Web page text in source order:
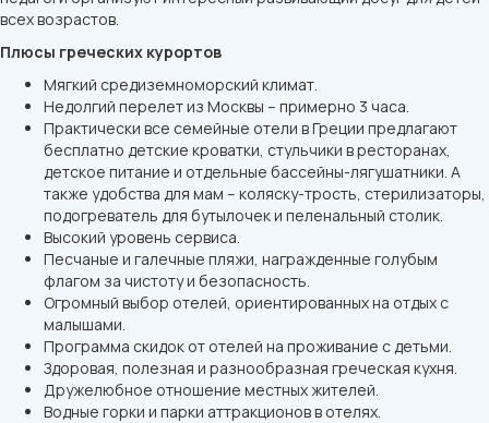
всех возрастов.
Плюсы греческих курортов
Мягкий средиземноморский климат.
Недолгий перелет из Москвы – примерно 3 часа.
Практически все семейные отели в Греции предлагают
бесплатно детские кроватки, стульчики в ресторанах,
детское питание и отдельные бассейны-лягушатники. А
также удобства для мам – коляску-трость, стерилизаторы,
подогреватель для бутылочек и пеленальный столик.
Высокий уровень сервиса.
Песчаные и галечные пляжи, награжденные голубым
флагом за чистоту и безопасность.
Огромный выбор отелей, ориентированных на отдых с
малышами.
Программа скидок от отелей на проживание с детьми.
Здоровая, полезная и разнообразная греческая кухня.
Дружелюбное отношение местных жителей.
Водные горки и парки аттракционов в отелях.